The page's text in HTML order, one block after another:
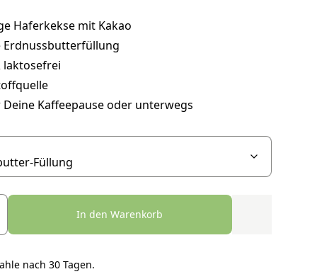
Haferkekse mit Kakao
Erdnussbutterfüllung
laktosefrei
Kaffeepause oder unterwegs
In den Warenkorb
nach 30 Tagen.